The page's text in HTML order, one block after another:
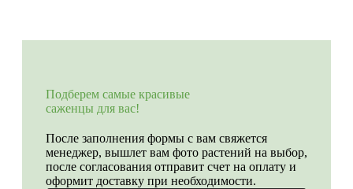
Подберем самые красивые
саженцы для вас!
После заполнения формы с вам свяжется
менеджер, вышлет вам фото растений на выбор,
после согласования отправит счет на оплату и
оформит доставку при необходимости.